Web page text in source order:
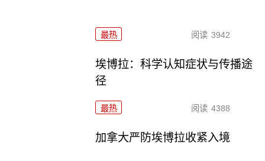
最热 阅读 3942
埃博拉：科学认知症状与传播途
径
最热 阅读 4388
加拿大严防埃博拉收紧入境